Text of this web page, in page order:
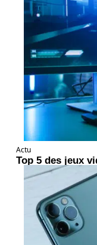
Actu
Top 5 des jeux